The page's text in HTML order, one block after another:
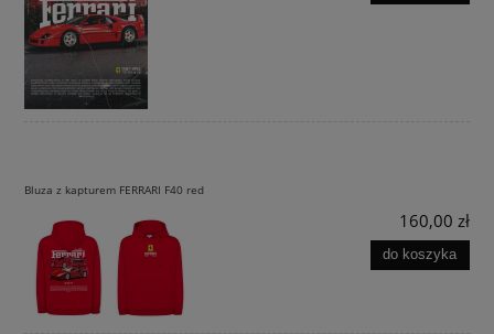
Bluza z kapturem FERRARI F40 red
160,00 zł
do koszyka